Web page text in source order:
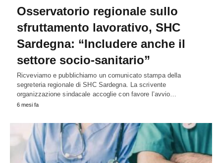
Osservatorio regionale sullo
sfruttamento lavorativo, SHC
Sardegna: “Includere anche il
settore socio-sanitario”
Ricveviamo e pubblichiamo un comunicato stampa della
segreteria regionale di SHC Sardegna. La scrivente
organizzazione sindacale accoglie con favore l’avvio…
6 mesi fa